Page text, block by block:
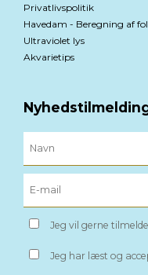
Privatlivspolitik
Havedam - Beregning af
Ultraviolet lys
Akvarietips
Jeg vil gerne
Jeg har læst og